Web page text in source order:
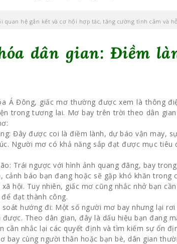
quan hệ gắn kết và cơ hội hợp tác, tăng cường tình cảm và
dân gian: Điềm
Á Đông, giấc mơ thường được xem là thông
trong tương lai. Mơ bay trên trời theo dân
Đây được coi là điềm lành, dự báo vận may,
Người mơ có khả năng sắp đạt được mục tiêu
Trái ngược với hình ảnh quang đãng, bay
báo bạn đang hoặc sẽ gặp khó khăn trong
hội. Tuy nhiên, giấc mơ cũng nhắc nhở bạn
đạt thành công.
soát hướng đi: Một số người mơ bay nhưng lại
Theo dân gian, đây là dấu hiệu bạn đang
cân nhắc lại các quyết định và tìm kiếm sự ổn
bay cùng người thân hoặc bạn bè, dân gian